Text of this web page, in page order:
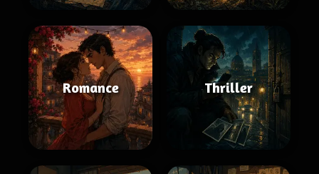
Romance Thriller